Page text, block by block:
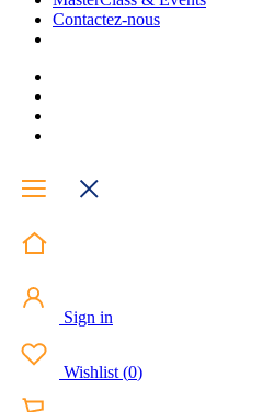
Contactez-nous
Sign in
Wishlist (0)